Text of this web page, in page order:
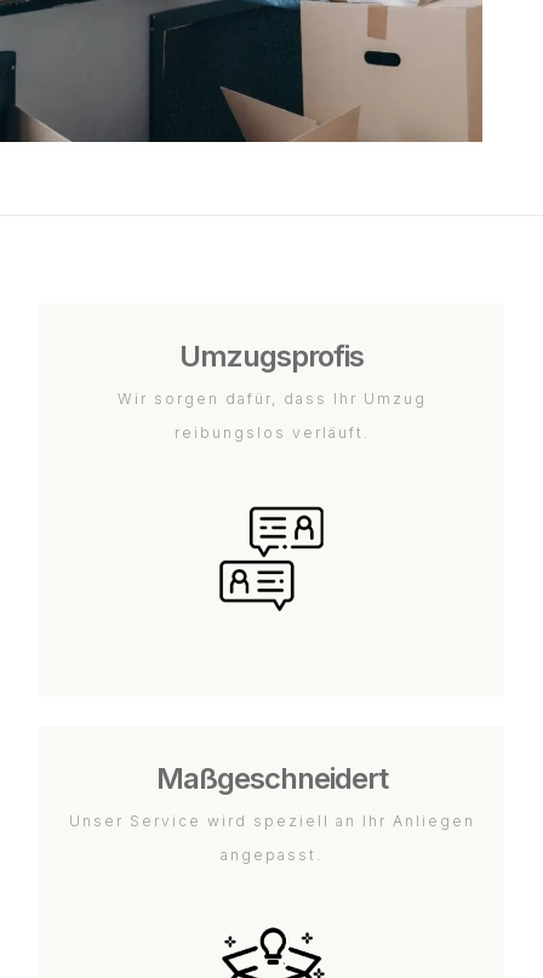
Umzugsprofis
Wir sorgen dafür, dass Ihr Umzug
reibungslos verläuft.
Maßgeschneidert
Unser Service wird speziell an Ihr Anliegen
angepasst.